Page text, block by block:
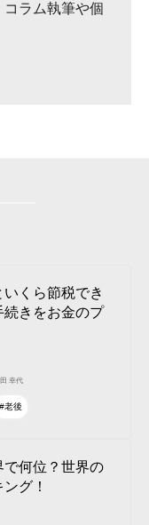
コラム執筆や個
くら節税でき
続きをお金のプ
幸代
#老後
で何位？世界の
グ！